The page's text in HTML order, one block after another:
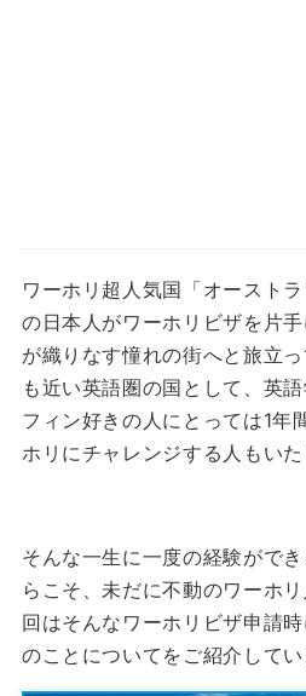
ワーホリ超人気国「オースト
の日本人がワーホリビザを片
が織りなす憧れの街へと旅立っ
も近い英語圏の国として、英
フィン好きの人にとっては1年
ホリにチャレンジする人もいた
そんな一生に一度の経験がで
らこそ、未だに不動のワーホリ
回はそんなワーホリビザ申請
のことについてをご紹介してい